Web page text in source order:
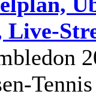
Live-